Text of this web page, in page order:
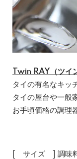
Twin RAY（ツイ
タイの有名なキッ
タイの屋台や一般
お手頃価格の調理
[ サイズ ] 調味